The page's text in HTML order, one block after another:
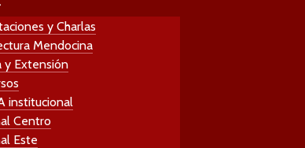
y Charlas
Mendocina
y Extensión
institucional
Centro
Este
Centro
Este
Sur
de Matriculados Habilitados
de peritos de Mendoza
Trabajo